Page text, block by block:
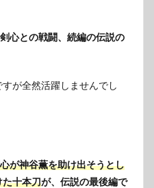
心との戦闘、続編の伝説の
が全然活躍しませんでし
が神谷薫を助け出そうとし
た十本刀が、伝説の最後編で